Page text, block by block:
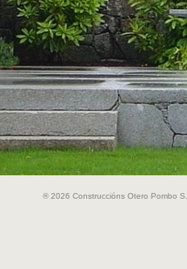
® 2026 Construccións Otero Pombo